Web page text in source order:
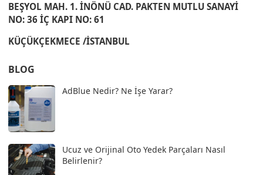
BEŞYOL MAH. 1. İNÖNÜ CAD. PAKTEN MUTLU SANAYİ
NO: 36 İÇ KAPI NO: 61
KÜÇÜKÇEKMECE /İSTANBUL
BLOG
AdBlue Nedir? Ne İşe Yarar?
Ucuz ve Orijinal Oto Yedek Parçaları Nasıl
Belirlenir?